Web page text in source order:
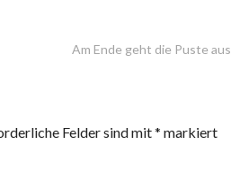
Am Ende geht die Puste aus
Felder sind mit* markiert